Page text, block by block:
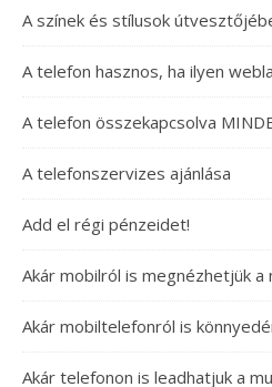
A színek és stílusok
A telefon hasznos, ha ilyen
A telefon összekapcsolva
A telefonszervizes ajánlása
Add el régi pénzeidet!
Akár mobilról is megnézhetjük
Akár mobiltelefonról is
Akár telefonon is leadhatjuk a